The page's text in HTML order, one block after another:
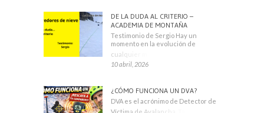
DE LA DUDA AL CRITERIO –
ACADEMIA DE MONTAÑA
Testimonio de Sergio Hay un
momento en la evolución de
cualquier montañero
10 abril, 2026
¿CÓMO FUNCIONA UN DVA?
DVA es el acrónimo de Detector de